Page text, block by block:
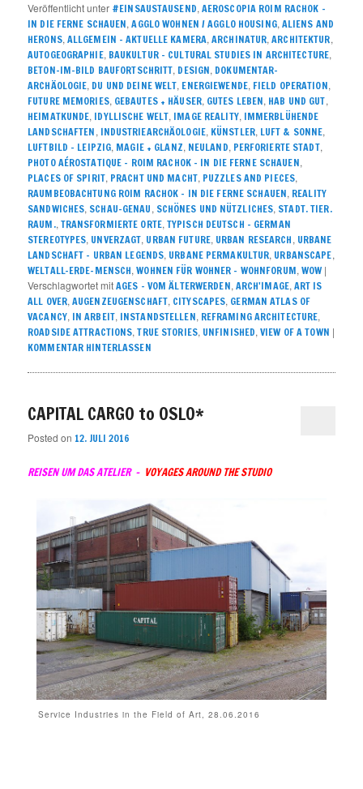
Veröffentlicht unter #EINSAUSTAUSEND, AEROSCOPIA ROIM RACHOK –
IN DIE FERNE SCHAUEN,AGGLO WOHNEN / AGGLO HOUSING, ALIENS AND
HERONS, ALLGEMEIN – AKTUELLE KAMERA,ARCHINATUR,ARCHITEKTUR,
AUTOGEOGRAPHIE, BAUKULTUR – CULTURAL STUDIES IN ARCHITECTURE,
BETON-IM-BILD BAUFORTSCHRITT, DESIGN, DOKUMENTAR-
ARCHÄOLOGIE, DU UND DEINE WELT, ENERGIEWENDE, FIELD OPERATION,
FUTURE MEMORIES, GEBAUTES + HÄUSER, GUTES LEBEN, HAB UND GUT,
HEIMATKUNDE, IDYLLISCHE WELT, IMAGE REALITY, IMMERBLÜHENDE
LANDSCHAFTEN, INDUSTRIEARCHÄOLOGIE, KÜNSTLER, LUFT & SONNE,
LUFTBILD - LEIPZIG, MAGIE + GLANZ, NEULAND, PERFORIERTE STADT,
PHOTO AÉROSTATIQUE – ROIM RACHOK – IN DIE FERNE SCHAUEN,
PLACES OF SPIRIT, PRACHT UND MACHT, PUZZLES AND PIECES,
RAUMBEOBACHTUNG ROIM RACHOK – IN DIE FERNE SCHAUEN, REALITY
SANDWICHES, SCHAU-GENAU, SCHÖNES UND NÜTZLICHES, STADT. TIER.
RAUM., TRANSFORMIERTE ORTE, TYPISCH DEUTSCH – GERMAN
STEREOTYPES, UNVERZAGT, URBAN FUTURE, URBAN RESEARCH, URBANE
LANDSCHAFT – URBAN LEGENDS, URBANE PERMAKULTUR, URBANSCAPE,
WELTALL-ERDE-MENSCH,WOHNEN FÜR WOHNER – WOHNFORUM, WOW |
Verschlagwortet mitAGES - VOM ÄLTERWERDEN, ARCH'IMAGE, ART IS
ALL OVER,AUGENZEUGENSCHAFT, CITYSCAPES, GERMAN ATLAS OF
VACANCY, IN ARBEIT, INSTANDSTELLEN, REFRAMING ARCHITECTURE,
ROADSIDE ATTRACTIONS,TRUE STORIES, UNFINISHED,VIEW OF A TOWN |
KOMMENTAR HINTERLASSEN
CAPITAL CARGO to OSLO*
Posted on 12. JULI 2016
REISEN UM DAS ATELIER – VOYAGES AROUND THE STUDIO
Service Industries in the Field of Art, 28.06.2016